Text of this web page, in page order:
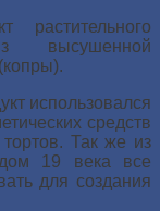
высушенной
использовался
средств
Так же из
19 века все
для создания